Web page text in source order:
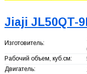
Jiaji JL50QT-
Изготовитель:
Рабочий объем, куб.см:
Двигатель: